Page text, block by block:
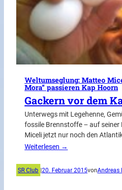
Weltumseglung: Matteo
Mora“ passieren Kap Hoorn
Gackern vor dem
Unterwegs mit Legehenne,
fossile Brennstoffe – auf seiner
Miceli jetzt nur noch den
Weiterlesen →
SR Club |20. Februar 2015vonAndreas